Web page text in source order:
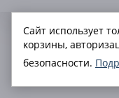
Сайт использует
корзины,
безопасности.